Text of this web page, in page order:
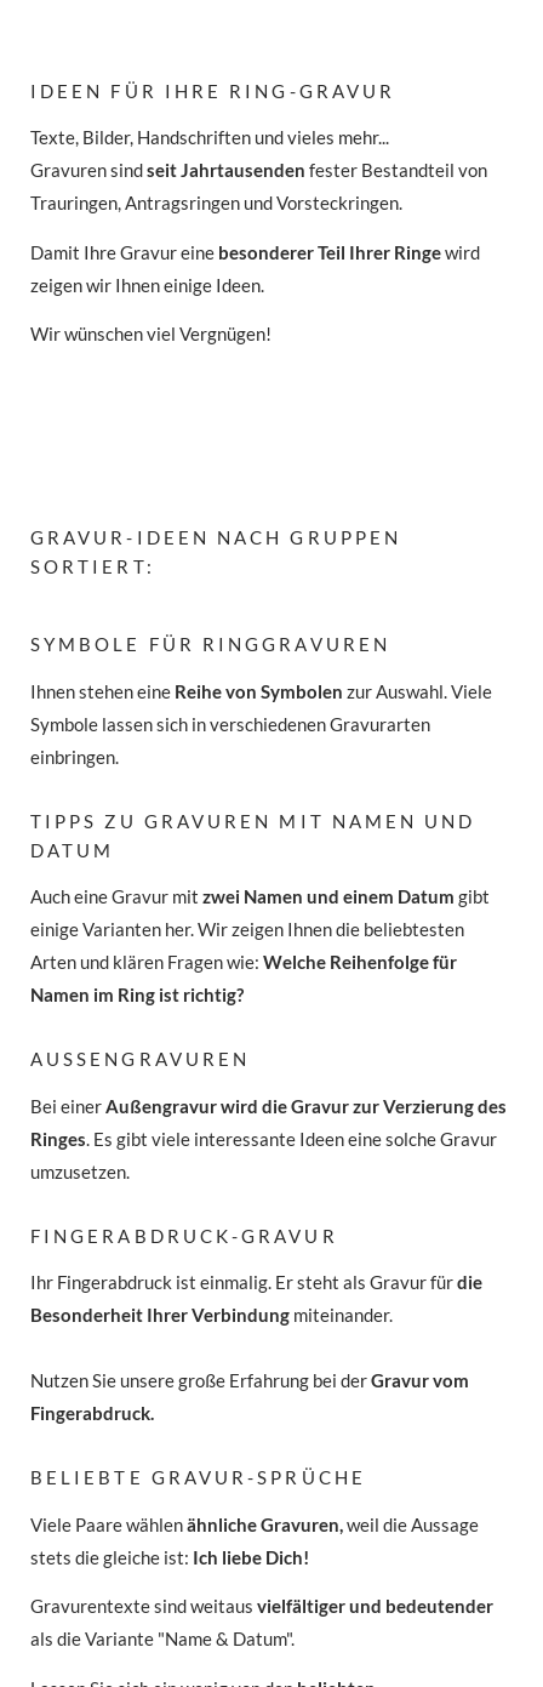
IDEEN FÜR IHRE RING-GRAVUR
Texte, Bilder, Handschriften und vieles mehr...
Gravuren sindseit Jahrtausenden fester Bestandteil von
Trauringen, Antragsringen und Vorsteckringen.
Damit Ihre Gravur eine besonderer Teil Ihrer Ringewird
zeigen wir Ihnen einige Ideen.
Wir wünschen viel Vergnügen!
GRAVUR-IDEEN NACH GRUPPEN
SORTIERT:
SYMBOLE FÜR RINGGRAVUREN
Ihnen stehen eine Reihe von Symbolen zur Auswahl. Viele
Symbole lassen sich in verschiedenen Gravurarten
einbringen.
TIPPS ZU GRAVUREN MIT NAMEN UND
DATUM
Auch eine Gravur mit zwei Namen und einem Datum gibt
einige Varianten her. Wir zeigen Ihnen die beliebtesten
Arten und klären Fragen wie: Welche Reihenfolge für
Namen im Ring ist richtig?
AUSSENGRAVUREN
Bei einerAußengravur wird die Gravur zur Verzierung des
Ringes. Es gibt viele interessante Ideen eine solche Gravur
umzusetzen.
FINGERABDRUCK-GRAVUR
Ihr Fingerabdruck ist einmalig. Er steht als Gravur fürdie
Besonderheit Ihrer Verbindung miteinander.
Nutzen Sie unsere große Erfahrung bei derGravur vom
Fingerabdruck.
BELIEBTE GRAVUR-SPRÜCHE
Viele Paare wählenähnliche Gravuren,weil die Aussage
stets die gleiche ist: Ich liebe Dich!
Gravurentexte sind weitaus vielfältiger und bedeutender
als die Variante "Name & Datum".